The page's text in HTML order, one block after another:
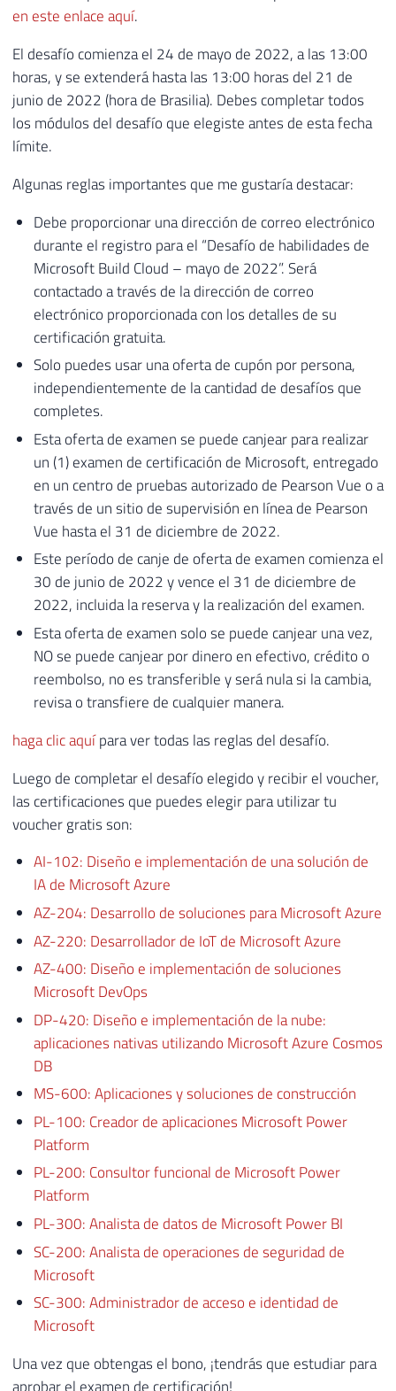
en este enlace aquí.
El desafío comienza el 24 de mayo de 2022, a las 13:00
horas, y se extenderá hasta las 13:00 horas del 21 de
junio de 2022 (hora de Brasilia). Debes completar todos
los módulos del desafío que elegiste antes de esta fecha
límite.
Algunas reglas importantes que me gustaría destacar:
Debe proporcionar una dirección de correo electrónico
durante el registro para el “Desafío de habilidades de
Microsoft Build Cloud – mayo de 2022”. Será
contactado a través de la dirección de correo
electrónico proporcionada con los detalles de su
certificación gratuita.
Solo puedes usar una oferta de cupón por persona,
independientemente de la cantidad de desafíos que
completes.
Esta oferta de examen se puede canjear para realizar
un (1) examen de certificación de Microsoft, entregado
en un centro de pruebas autorizado de Pearson Vue o a
través de un sitio de supervisión en línea de Pearson
Vue hasta el 31 de diciembre de 2022.
Este período de canje de oferta de examen comienza el
30 de junio de 2022 y vence el 31 de diciembre de
2022, incluida la reserva y la realización del examen.
Esta oferta de examen solo se puede canjear una vez,
NO se puede canjear por dinero en efectivo, crédito o
reembolso, no es transferible y será nula si la cambia,
revisa o transfiere de cualquier manera.
haga clic aquípara ver todas las reglas del desafío.
Luego de completar el desafío elegido y recibir el voucher,
las certificaciones que puedes elegir para utilizar tu
voucher gratis son:
AI-102: Diseño e implementación de una solución de
IA de Microsoft Azure
AZ-204: Desarrollo de soluciones para Microsoft Azure
AZ-220: Desarrollador de IoT de Microsoft Azure
AZ-400: Diseño e implementación de soluciones
Microsoft DevOps
DP-420: Diseño e implementación de la nube:
aplicaciones nativas utilizando Microsoft Azure Cosmos
DB
MS-600: Aplicaciones y soluciones de construcción
PL-100: Creador de aplicaciones Microsoft Power
Platform
PL-200: Consultor funcional de Microsoft Power
Platform
PL-300: Analista de datos de Microsoft Power BI
SC-200: Analista de operaciones de seguridad de
Microsoft
SC-300: Administrador de acceso e identidad de
Microsoft
Una vez que obtengas el bono, ¡tendrás que estudiar para